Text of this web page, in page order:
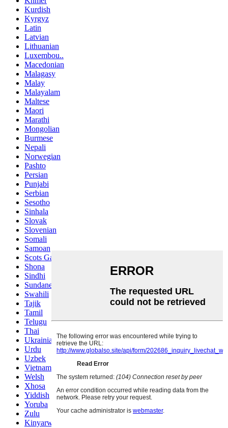
Kurdish
Kyrgyz
Latin
Latvian
Lithuanian
Luxembou..
Macedonian
Malagasy
Malay
Malayalam
Maltese
Maori
Marathi
Mongolian
Burmese
Nepali
Norwegian
Pashto
Persian
Punjabi
Serbian
Sesotho
Sinhala
Slovak
Slovenian
Somali
Samoan
Scots Gaelic
Shona
Sindhi
Sundanese
Swahili
Tajik
Tamil
Telugu
Thai
Ukrainian
Urdu
Uzbek
Vietnamese
Welsh
Xhosa
Yiddish
Yoruba
Zulu
Kinyarwanda